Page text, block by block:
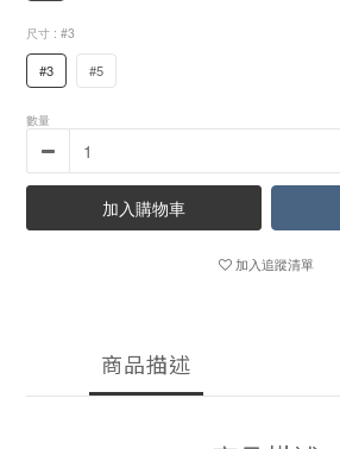
尺寸 : #3
#3 #5
數量
加入購物車
加入追蹤清單
商品描述